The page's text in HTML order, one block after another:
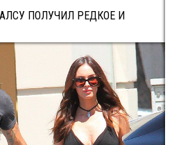
ПОЛУЧИЛ РЕДКОЕ И